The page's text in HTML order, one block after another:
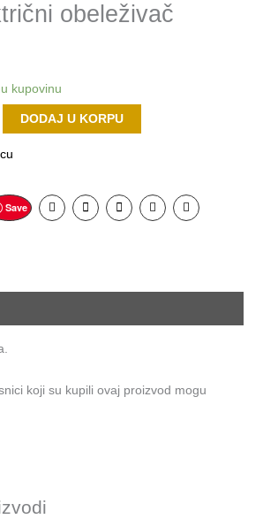
obeleživač
kupovinu
DODAJ U KORPU
Save
koji su kupili ovaj proizvod mogu